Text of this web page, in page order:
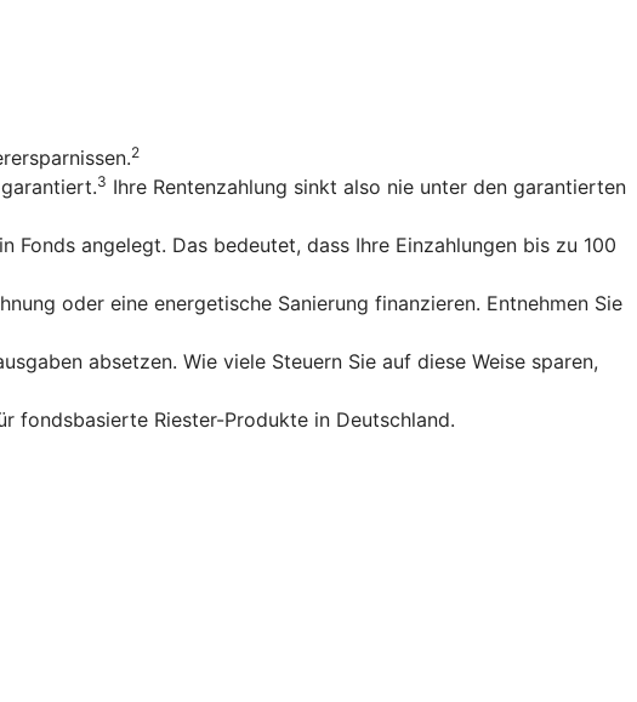
2
3 Ihre Rentenzahlung sinkt also nie unter den garantierten
angelegt. Das bedeutet, dass Ihre Einzahlungen bis zu 100
oder eine energetische Sanierung finanzieren. Entnehmen Sie
absetzen. Wie viele Steuern Sie auf diese Weise sparen,
fondsbasierte Riester-Produkte in Deutschland.